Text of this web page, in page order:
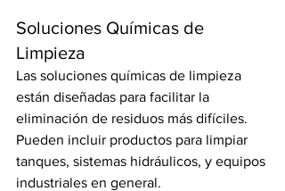
Soluciones Químicas de
Limpieza
Las soluciones químicas de limpieza
están diseñadas para facilitar la
eliminación de residuos más difíciles.
Pueden incluir productos para limpiar
tanques, sistemas hidráulicos, y equipos
industriales en general.